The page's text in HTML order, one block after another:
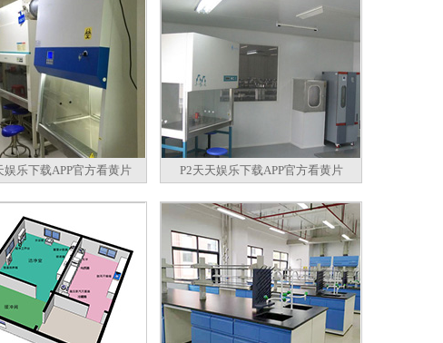
娱乐下载APP官方看黄片 P2天天娱乐下载APP官方看黄片